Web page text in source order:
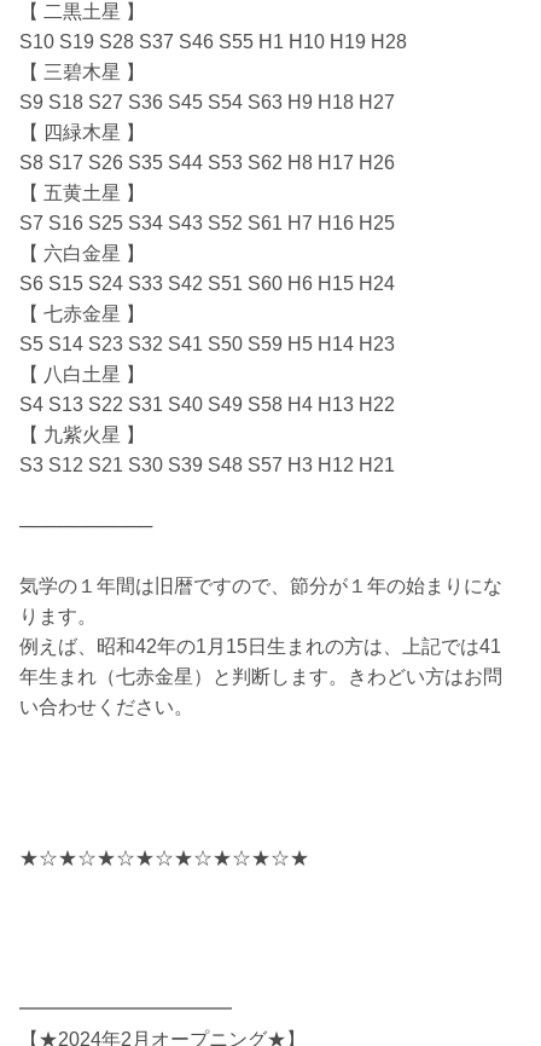
【 二黒土星 】
S10 S19 S28 S37 S46 S55 H1 H10 H19 H28
【 三碧木星 】
S9 S18 S27 S36 S45 S54 S63 H9 H18 H27
【 四緑木星 】
S8 S17 S26 S35 S44 S53 S62 H8 H17 H26
【 五黄土星 】
S7 S16 S25 S34 S43 S52 S61 H7 H16 H25
【 六白金星 】
S6 S15 S24 S33 S42 S51 S60 H6 H15 H24
【 七赤金星 】
S5 S14 S23 S32 S41 S50 S59 H5 H14 H23
【 八白土星 】
S4 S13 S22 S31 S40 S49 S58 H4 H13 H22
【 九紫火星 】
S3 S12 S21 S30 S39 S48 S57 H3 H12 H21
──────────
気学の１年間は旧暦ですので、節分が１年の始まりにな
ります。
例えば、昭和42年の1月15日生まれの方は、上記では41
年生まれ（七赤金星）と判断します。きわどい方はお問
い合わせください。
★☆★☆★☆★☆★☆★☆★☆★
━━━━━━━━━━━
【★2024年2月オープニング★】